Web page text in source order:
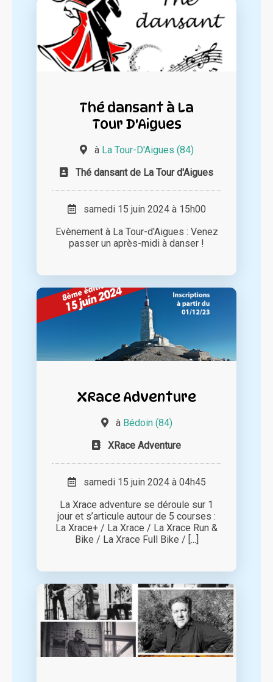
Thé dansant à La
Tour D'Aigues
à La Tour-D'Aigues (84)
Thé dansant de La Tour d'Aigues
samedi 15 juin 2024 à 15h00
Evènement à La Tour-d'Aigues : Venez
passer un après-midi à danser !
XRace Adventure
à Bédoin (84)
XRace Adventure
samedi 15 juin 2024 à 04h45
La Xrace adventure se déroule sur 1
jour et s’articule autour de 5 courses :
La Xrace+ / La Xrace / La Xrace Run &
Bike / La Xrace Full Bike / [...]